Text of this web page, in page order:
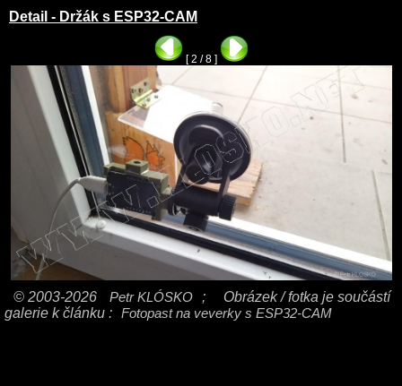
Detail - Držák s ESP32-CAM
[ 2 / 8 ]
© 2003-2026 Petr KLÓSKO ;
Obrázek / fotka je součástí
galerie k článku : Fotopast na veverky s ESP32-CAM